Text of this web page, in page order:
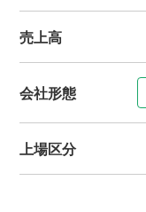
売上高
会社形態
上場区分